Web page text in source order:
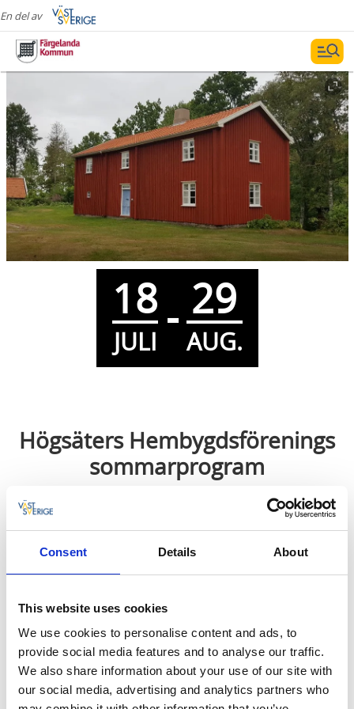
Consent Details About
This website uses cookies
We use cookies to personalise content and ads, to
provide social media features and to analyse our traffic.
We also share information about your use of our site with
our social media, advertising and analytics partners who
En del av
18
JULI - 29
AUG.
Högsäters Hembygdsförenings
sommarprogram
Välkommen till Högsäters Hembygdsförening
Program
Lördag 18 juli kl. 13-16
Öppet Hus. Guidning startar kl. 14.00.